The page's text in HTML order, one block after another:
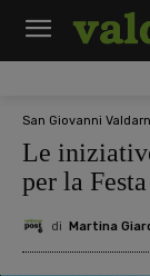
San Giovanni
Le
per la
di Martina